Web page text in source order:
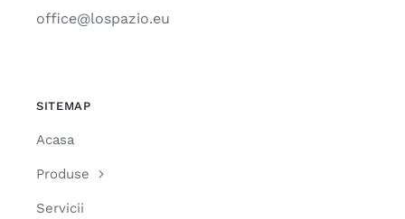
office@lospazio.eu
SITEMAP
Acasa
Produse
Servicii